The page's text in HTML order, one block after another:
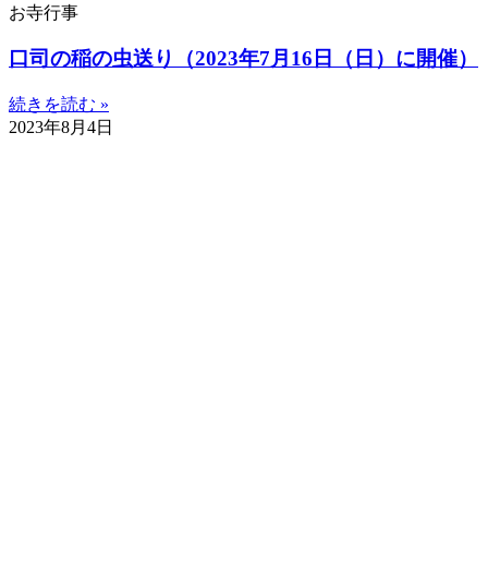
お寺行事
口司の稲の虫送り（2023年7月16日（日）に開催）
続きを読む »
2023年8月4日